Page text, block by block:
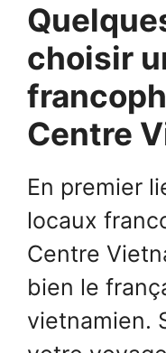
choisir
Centre
En premier
locaux
Centre
bien le
vietnamien.